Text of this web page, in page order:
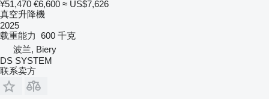
¥51,470 €6,600 ≈ US$7,626
真空升降機
2025
载重能力 600 千克
波兰, Biery
DS SYSTEM
联系卖方